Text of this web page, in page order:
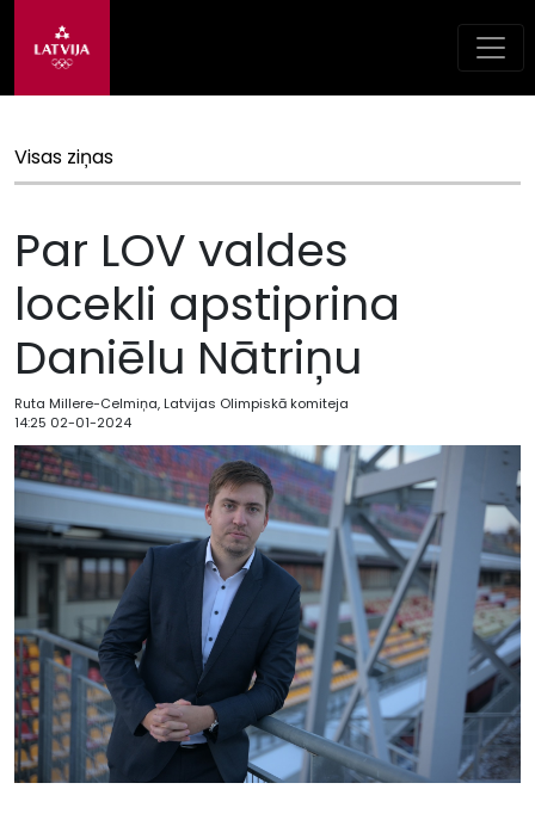
Visas ziņas
Par LOV valdes
locekli apstiprina
Daniēlu Nātriņu
Ruta Millere-Celmiņa, Latvijas Olimpiskā komiteja
14:25 02-01-2024